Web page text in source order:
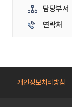
담당부서
연락처
개인정보처리방침